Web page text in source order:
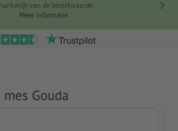
van de bestelwaarde.
Meer informatie
Gouda